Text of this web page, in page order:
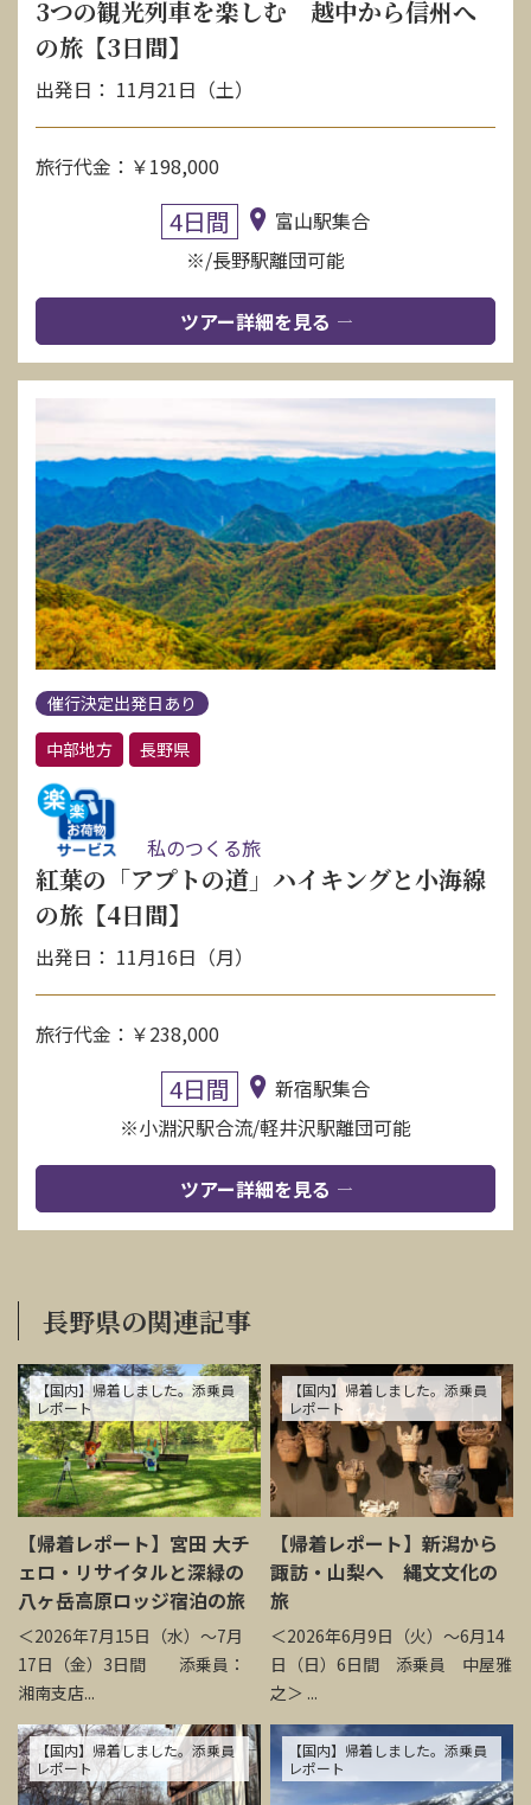
3つの観光列車を楽しむ 越中から信州へ
の旅【3日間】
出発日： 11月21日（土）
旅行代金：￥198,000
4日間
富山駅集合
※/長野駅離団可能
ツアー詳細を見る
催行決定出発日あり
中部地方
長野県
私のつくる旅
紅葉の「アプトの道」ハイキングと小海線
の旅【4日間】
出発日： 11月16日（月）
旅行代金：￥238,000
4日間
新宿駅集合
※小淵沢駅合流/軽井沢駅離団可能
ツアー詳細を見る
長野県の関連記事
【国内】帰着しました。添乗員
レポート
【帰着レポート】宮田 大チ
ェロ・リサイタルと深緑の
八ヶ岳高原ロッジ宿泊の旅
＜2026年7月15日（水）～7月
17日（金）3日間 添乗員：
湘南支店...
【国内】帰着しました。添乗員
レポート
【帰着レポート】新潟から
諏訪・山梨へ 縄文文化の
旅
＜2026年6月9日（火）～6月14
日（日）6日間 添乗員 中屋雅
之＞ ...
【国内】帰着しました。添乗員
レポート
【国内】帰着しました。添乗員
レポート